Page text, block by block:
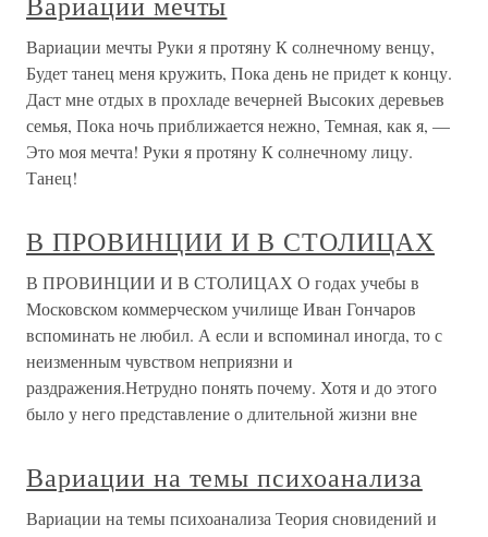
Вариации мечты Руки я протяну К солнечному венцу,
Будет танец меня кружить, Пока день не придет к концу.
Даст мне отдых в прохладе вечерней Высоких деревьев
семья, Пока ночь приближается нежно, Темная, как я, —
Это моя мечта! Руки я протяну К солнечному лицу.
Танец!
В ПРОВИНЦИИ И В СТОЛИЦАХ
В ПРОВИНЦИИ И В СТОЛИЦАХ О годах учебы в
Московском коммерческом училище Иван Гончаров
вспоминать не любил. А если и вспоминал иногда, то с
неизменным чувством неприязни и
раздражения.Нетрудно понять почему. Хотя и до этого
было у него представление о длительной жизни вне
Вариации на темы психоанализа
Вариации на темы психоанализа Теория сновидений и